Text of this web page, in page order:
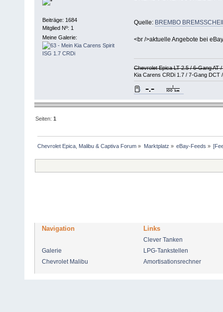
Beiträge: 1684
Mitglied Nº: 1
Meine Galerie:
Quelle: BREMBO
<br />aktuelle Angebote bei eBay
Chevrolet Epica LT 2.5 / 6-Gang AT
Kia Carens CRDi 1.7 / 7-Gang DCT
Seiten:1
Chevrolet Epica, Malibu & Captiva Forum » Marktplatz » eBay-Feeds »
Navigation Links
Clever Tanken
Galerie
LPG-Tankstellen
Chevrolet Malibu
Amortisationsrechner